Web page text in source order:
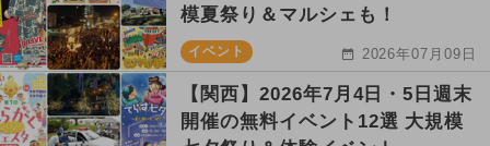
模夏祭り＆マルシェも！
イベント 2026年07月09日
【関西】2026年7月4日・5日週末
開催の無料イベント12選 大規模